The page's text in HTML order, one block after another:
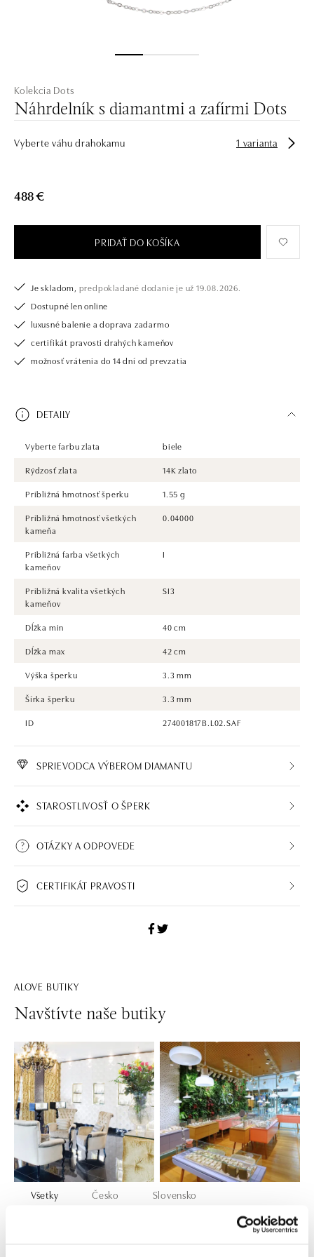
Kolekcia Dots
Náhrdelník s diamantmi a zafírmi Dots
Vyberte váhu drahokamu 1 varianta
488 €
PRIDAŤ DO KOŠÍKA
Je skladom, predpokladané dodanie je už 19.08.2026.
Dostupné len online
luxusné balenie a doprava zadarmo
certifikát pravosti drahých kameňov
možnosť vrátenia do 14 dní od prevzatia
DETAILY
Vyberte farbu zlata
biele
Rýdzosť zlata
14K zlato
Približná hmotnosť šperku
1.55 g
Približná hmotnosť všetkých
kameňa
0.04000
Približná farba všetkých
kameňov
I
Približná kvalita všetkých
kameňov
SI3
Dĺžka min
40 cm
Dĺžka max
42 cm
Výška šperku
3.3 mm
Šírka šperku
3.3 mm
ID
274001817B.L02.SAF
SPRIEVODCA VÝBEROM DIAMANTU
STAROSTLIVOSŤ O ŠPERK
OTÁZKY A ODPOVEDE
CERTIFIKÁT PRAVOSTI
ALOVE BUTIKY
Navštívte naše butiky
Všetky Česko Slovensko